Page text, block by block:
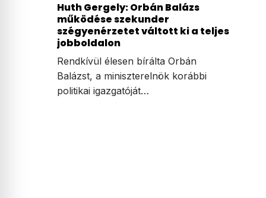
Huth Gergely: Orbán Balázs
működése szekunder
szégyenérzetet váltott ki a teljes
jobboldalon
Rendkívül élesen bírálta Orbán
Balázst, a miniszterelnök korábbi
politikai igazgatóját…